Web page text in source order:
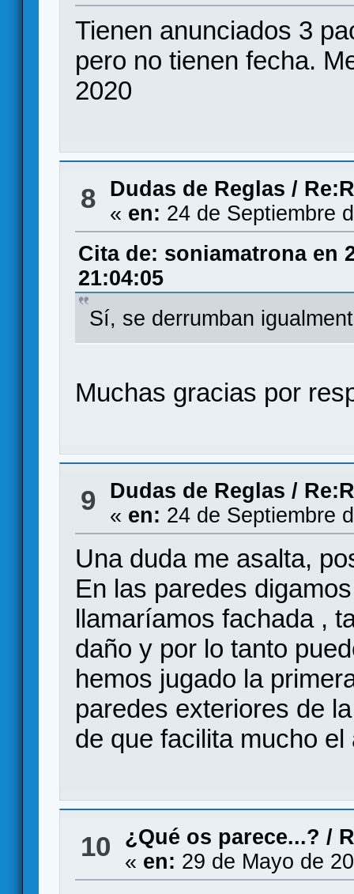
Tienen anunciados 3
pero no tienen fecha.
2020
8 Dudas de Reglas /
« en: 24 de Septiembre
Cita de: soniamatrona en
21:04:05
Sí, se derrumban
Muchas gracias por
9 Dudas de Reglas /
« en: 24 de Septiembre
Una duda me asalta,
En las paredes
llamaríamos fachada ,
daño y por lo tanto
hemos jugado la
paredes exteriores de
de que facilita mucho el
10 ¿Qué os parece...? /
« en: 29 de Mayo de